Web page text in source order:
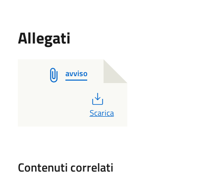
Allegati
avviso
PDF
Scarica
Contenuti correlati